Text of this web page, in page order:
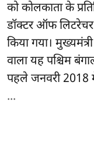
को कोलकाता के
डॉक्टर ऑफ लिटरेचर
किया गया।
वाला यह पश्चिम
पहले जनवरी 2018
...